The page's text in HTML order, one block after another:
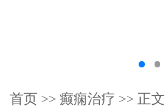
首页 >> 癫痫治疗 >> 正文